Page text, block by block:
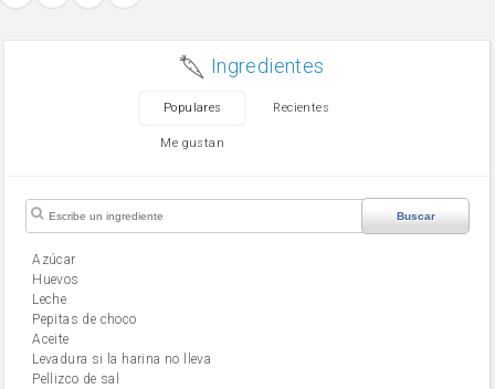
Ingredientes
Populares Recientes
Me gustan
Buscar
Azúcar
huevos
leche
Pepitas de choco
aceite
Levadura si la harina no lleva
Pellizco de sal